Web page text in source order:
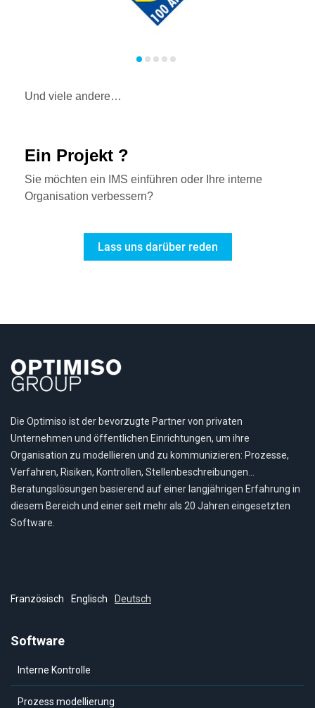
Und viele andere…
Ein Projekt ?
Sie möchten ein IMS einführen oder Ihre interne
Organisation verbessern?
Lass uns darüber reden
Die Optimiso ist der bevorzugte Partner von privaten
Unternehmen und öffentlichen Einrichtungen, um ihre
Organisation zu modellieren und zu kommunizieren: Prozesse,
Verfahren, Risiken, Kontrollen, Stellenbeschreibungen…
Beratungslösungen basierend auf einer langjährigen Erfahrung in
diesem Bereich und einer seit mehr als 20 Jahren eingesetzten
Software.
Französisch Englisch Deutsch
Software
Interne Kontrolle
Prozess modellierung